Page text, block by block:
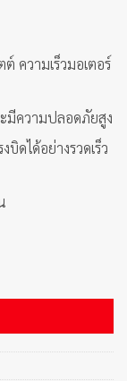
ต์ ความเร็วมอเตอร์
ความปลอดภัยสูง
ดได้อย่างรวดเร็ว